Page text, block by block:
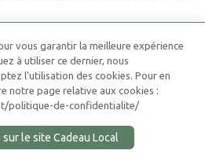
vous garantir la meilleure expérience
à utiliser ce dernier, nous
l'utilisation des cookies. Pour en
notre page relative aux cookies :
politique-de-confidentialite/
le site Cadeau Local